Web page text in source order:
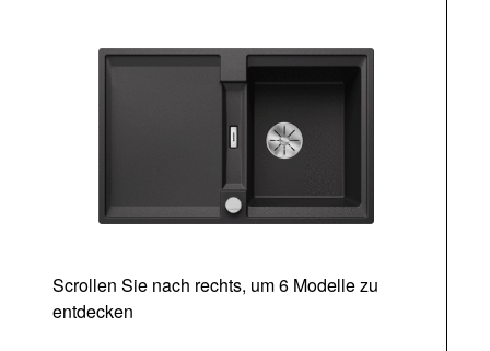
Scrollen Sie nach rechts, um 6 Modelle zu
entdecken